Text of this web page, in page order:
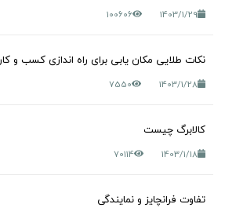
1403/1/29
100606
نکات طلایی مکان یابی برای راه اندازی کسب و کار
1403/1/28
7550
کالابرگ چیست
1403/1/18
70114
تفاوت فرانچایز و نمایندگی